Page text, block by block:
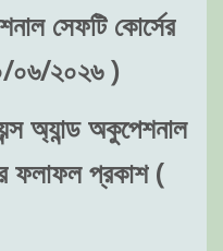
সেফটি কোর্সের
০৬/২০২৬ )
অ্যান্ড অকুপেশনাল
ফলাফল প্রকাশ (